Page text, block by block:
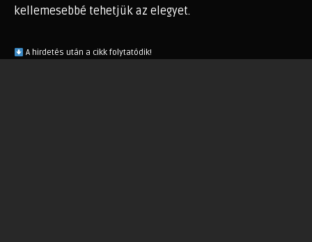
kellemesebbé tehetjük az elegyet.
A hirdetés után a cikk folytatódik!